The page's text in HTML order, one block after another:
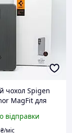
чохол Spigen
MagFit для
MagSafe -
відправки
₴/міс